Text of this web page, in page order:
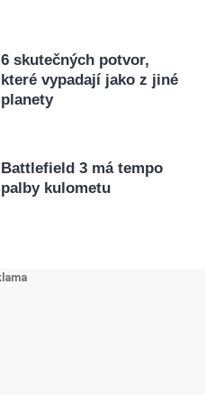
6 skutečných potvor,
které vypadají jako z jiné
planety
Battlefield 3 má tempo
palby kulometu